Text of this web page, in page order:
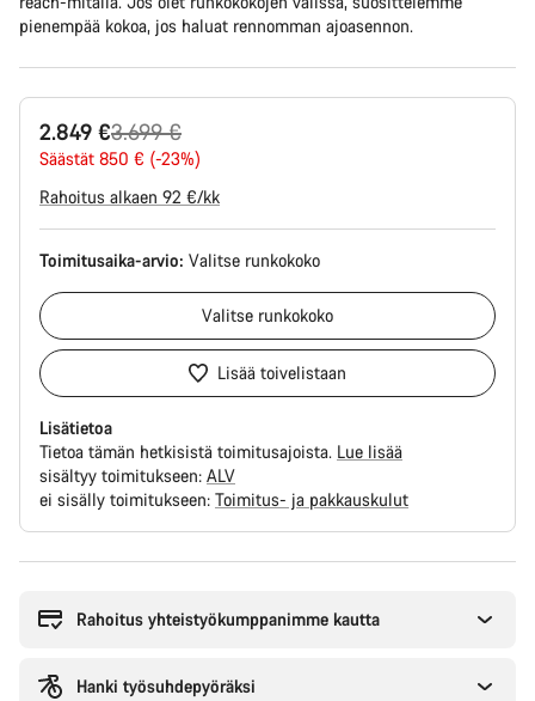
pienempää kokoa, jos haluat rennomman ajoasennon.
2.849 €
Alkuperäinen
hinta
3.699 €
Säästät 850 € (-23%)
Rahoitus alkaen 92 €/kk
Toimitusaika-arvio: Valitse runkokoko
Valitse runkokoko
Lisää toivelistaan
Lisätietoa
Tietoa tämän hetkisistä toimitusajoista. Lue lisää
sisältyy toimitukseen: ALV
ei sisälly toimitukseen: Toimitus- ja pakkauskulut
Rahoitus yhteistyökumppanimme kautta
Hanki työsuhdepyöräksi